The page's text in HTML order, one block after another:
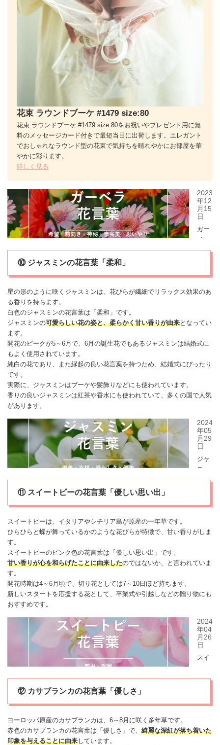
花束 ラウンドブーケ #1479 size:80
花束 ラウンドブーケ #1479 size:80をお祝いやプレゼント用に無
料のメッセージカード付きで最短当日に出荷します。エレガント
でおしゃれなラウンド型の花束で気持ちを晴れやかにお部屋を華
やかに彩ります。
詳しく見る
⑩ ジャスミンの花言葉「柔和」
星の形のように咲く ジャスミンは、花びらが繊細でリラックス効果のあ
る香りを持ちます。
白色のジャスミンの花言葉は「柔和」です。
ジャスミンの可愛らしい花の姿と、柔らかく甘い香りが由来となってい
ます。
開花のピークが5～6月で、6月の誕生花でもあるジャスミンは結婚式に
もよく使用されています。
純白の花であり、また縁起の良い花言葉を持つため、結婚式にぴったり
です。
実際に、 ジャスミンはブーケや髪飾りなどにも使われています。
香りの良いジャスミンは紅茶や香水にも使われていて、多くの国で人気
があります。
⑪ スイートピーの花言葉「優しい思い出」
スイートピーは、イタリアやシチリア島が原産の一年草です。
ひらひらと蝶が舞っているかのような花びらが特徴で、甘い香りがしま
す。
スイートピーのピンク色の花言葉は「優しい思い出」です。
甘い香りが心を和らげたことに由来したのではないか、と言われていま
す。
開花時期は4～6月頃で、切り花としては7～10日ほど持ちます。
新しいスタートを応援する花として、卒業式や引越しなどの贈り物にも
おすすめです。
⑫ カサブランカの花言葉「優しさ」
ヨーロッパ原産のカサブランカ は、6～8月に咲く多年草です。
赤色のカサブランカの花言葉は「優しさ」で、 綺麗な深紅が落ち着いた
印象を与えることに由来しています。